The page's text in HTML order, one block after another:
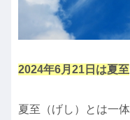
2024年6月21日は夏至
夏至（げし）とは一